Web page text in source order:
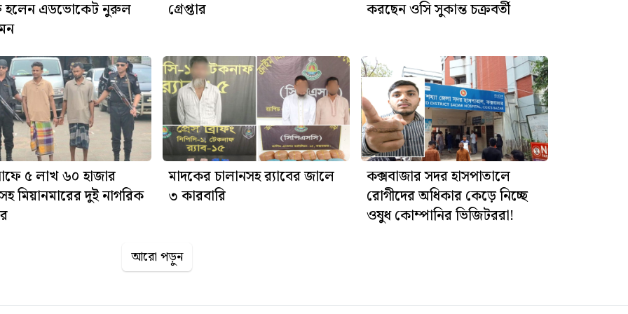
হলেন এডভোকেট নুরুল
গ্রেপ্তার
করছেন ওসি সুকান্ত চক্রবর্তী
৫ লাখ ৬০ হাজার
মিয়ানমারের দুই নাগরিক
মাদকের চালানসহ র‍্যাবের জালে
৩ কারবারি
কক্সবাজার সদর হাসপাতালে
রোগীদের অধিকার কেড়ে নিচ্ছে
ওষুধ কোম্পানির ভিজিটররা!
আরো পড়ুন